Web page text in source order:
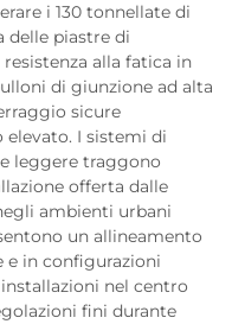
i 130 tonnellate di
delle piastre di
alla fatica in
di giunzione ad alta
sicure
I sistemi di
leggere traggono
offerta dalle
ambienti urbani
un allineamento
e in configurazioni
nel centro
fini durante